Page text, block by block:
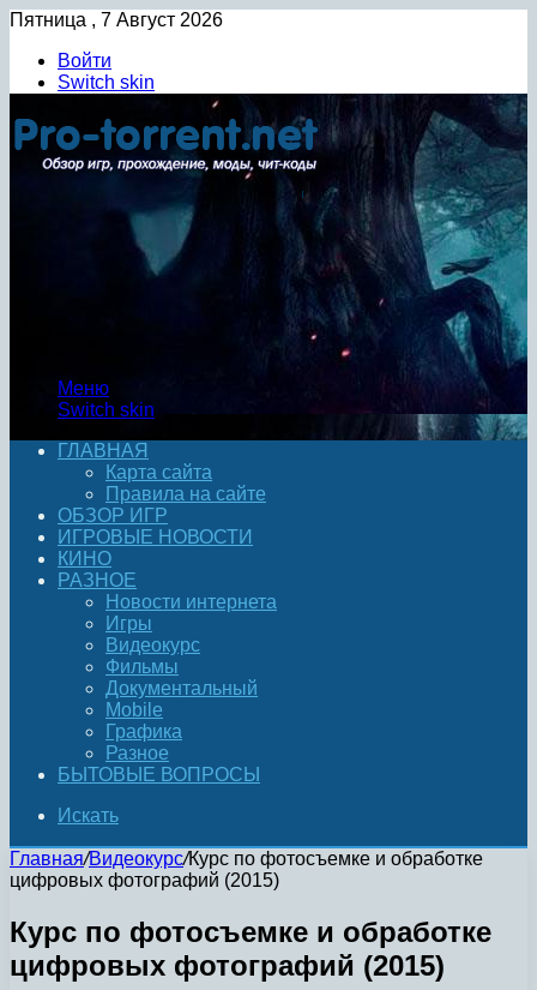
Пятница , 7 Август 2026
Войти
Switch skin
Меню
Switch skin
ГЛАВНАЯ
Карта сайта
Правила на сайте
ОБЗОР ИГР
ИГРОВЫЕ НОВОСТИ
КИНО
РАЗНОЕ
Новости интернета
Игры
Видеокурс
Фильмы
Документальный
Mobile
Графика
Разное
БЫТОВЫЕ ВОПРОСЫ
Искать
Главная/Видеокурс/Курс по фотосъемке и обработке
цифровых фотографий (2015)
Курс по фотосъемке и обработке
цифровых фотографий (2015)